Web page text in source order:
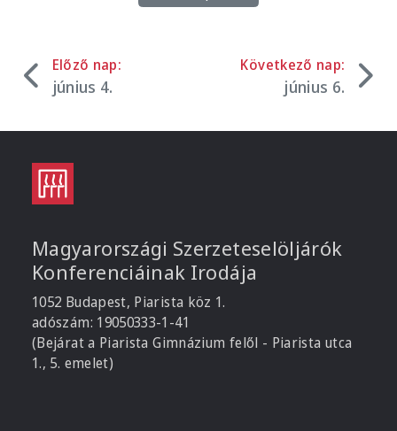
Előző nap:
június 4.
Következő nap:
június 6.
Magyarországi Szerzeteselöljárók
Konferenciáinak Irodája
1052 Budapest, Piarista köz 1.
adószám: 19050333-1-41
(Bejárat a Piarista Gimnázium felől - Piarista utca
1., 5. emelet)